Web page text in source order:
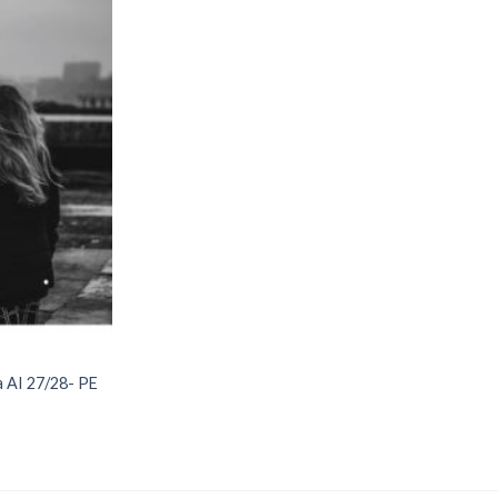
AI 27/28- PE